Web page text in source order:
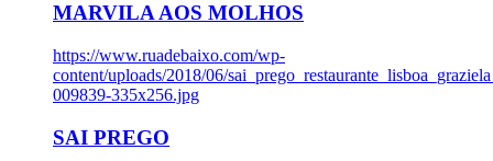
MARVILA AOS MOLHOS
https://www.ruadebaixo.com/wp-
content/uploads/2018/06/
009839-335x256.jpg
SAI PREGO